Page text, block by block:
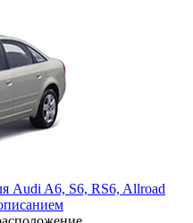
Audi A6, S6, RS6, Allroad